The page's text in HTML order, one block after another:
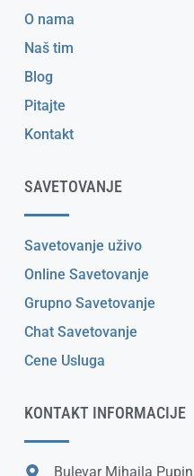
O nama
Naš tim
Blog
Pitajte
Kontakt
SAVETOVANJE
Savetovanje uživo
Online Savetovanje
Grupno Savetovanje
Chat Savetovanje
Cene Usluga
KONTAKT INFORMACIJE
Bulevar Mihajla